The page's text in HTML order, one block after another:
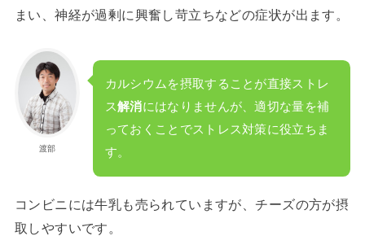
まい、神経が過剰に興奮し苛立ちなどの症状が出ます。
渡部
カルシウムを摂取することが直接ストレ
ス解消にはなりませんが、適切な量を補
っておくことでストレス対策に役立ちま
す。
コンビニには牛乳も売られていますが、チーズの方が摂
取しやすいです。